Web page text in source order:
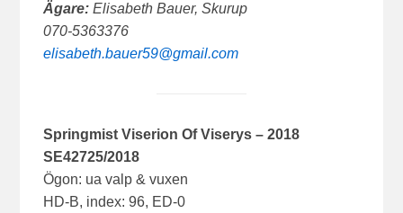
Ägare: Elisabeth Bauer, Skurup
070-5363376
elisabeth.bauer59@gmail.com
SpringmistViserion Of Viserys – 2018
SE42725/2018
Ögon: ua valp & vuxen
HD-B, index: 96, ED-0